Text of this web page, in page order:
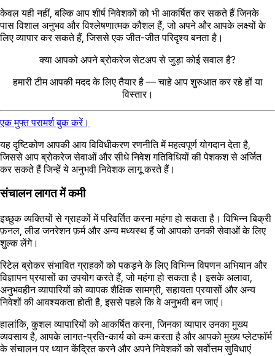
केवल यही नहीं, बल्कि आप शीर्ष निवेशकों को भी आकर्षित कर सकते हैं जिनके
पास विशाल अनुभव और विश्लेषणात्मक कौशल हैं, जो अपने और आपके लक्ष्यों के
लिए व्यापार कर सकते हैं, जिससे एक जीत-जीत परिदृश्य बनता है।
क्या आपको अपने ब्रोकरेज सेटअप से जुड़ा कोई सवाल है?
हमारी टीम आपकी मदद के लिए तैयार है — चाहे आप शुरुआत कर रहे हों या
विस्तार।
एक मुफ्त परामर्श बुक करें।
यह दृष्टिकोण आपकी आय विविधीकरण रणनीति में महत्वपूर्ण योगदान देता है,
जिससे आप ब्रोकरेज सेवाओं और सीधे निवेश गतिविधियों की पेशकश से अर्जित
कर सकते हैं जिन्हें ये अनुभवी निवेशक लागू करते हैं।
संचालन लागत में कमी
इच्छुक व्यक्तियों से ग्राहकों में परिवर्तित करना महंगा हो सकता है। विभिन्न बिक्री
फ़नल, लीड जनरेशन फ़र्म और अन्य मध्यस्थ हैं जो आपको उनकी सेवाओं के लिए
शुल्क लेंगे।
रिटेल ब्रोकर संभावित ग्राहकों को पकड़ने के लिए विभिन्न विपणन अभियान और
विज्ञापन प्रयासों का उपयोग करते हैं, जो महंगा हो सकता है। इसके अलावा,
अनुभवहीन व्यापारियों को व्यापक शैक्षिक सामग्री, सहायता प्रयासों और अन्य
निवेशों की आवश्यकता होती है, इससे पहले कि वे अनुभवी बन जाएं।
हालांकि, कुशल व्यापारियों को आकर्षित करना, जिनका व्यापार उनका मुख्य
व्यवसाय है, आपके लागत-प्रति-कार्य को कम करता है और आपको मुख्य प्लेटफॉर्म
के संचालन पर ध्यान केंद्रित करने और अपने निवेशकों को सर्वोत्तम सुविधाएं